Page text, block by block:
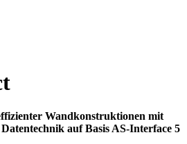
Wandkonstruktionen mit
auf Basis AS-Interface 5